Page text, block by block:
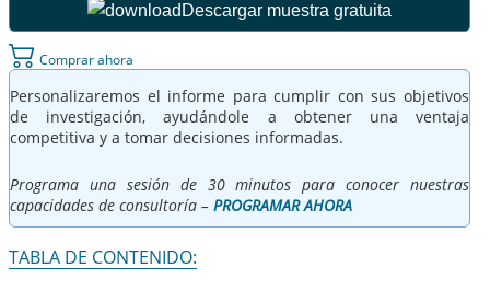
Descargar muestra gratuita
Comprar ahora
Personalizaremos el informe para cumplir con sus objetivos
de investigación, ayudándole a obtener una ventaja
competitiva y a tomar decisiones informadas.
Programa una sesión de 30 minutos para conocer nuestras
capacidades de consultoría – PROGRAMAR AHORA
TABLA DE CONTENIDO: